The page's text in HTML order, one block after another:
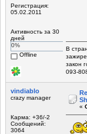
Регистрация:
05.02.2011
Активность за 30
дней
0%
Offline
В
закон
093-
vindiablo
crazy manager
Карма: +36/-2
Сообщений:
3064
«